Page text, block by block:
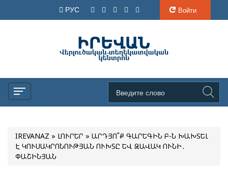
РУС Войти
IREVANAZ » ԼՈՒՐԵՐ » ԱՐԴՅՈ՞Ք ԳԱՐԵԳԻՆ Բ-Ն ԽԱԽՏԵԼ
Է ԿՈՒՍԱԿՐՈՆՈՒԹՅԱՆ ՈՒԽՏԸ ԵՎ ԶԱՎԱԿ ՈՒՆԻ․
ՓԱՇԻՆՅԱՆ